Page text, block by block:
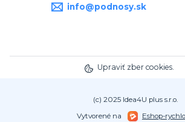
info@podnosy.sk
Upraviť zber cookies.
(c) 2025 Idea4U plus s.r.o.
Vytvorené na
Eshop-